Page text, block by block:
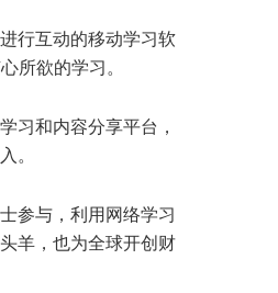
行互动的移动学习软
所欲的学习。
习和内容分享平台，
。
参与，利用网络学习
羊，也为全球开创财